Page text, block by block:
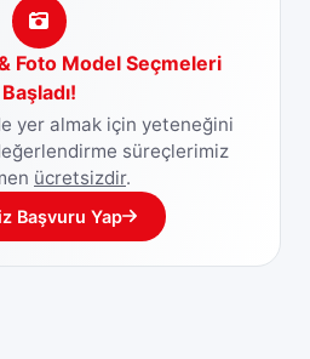
Foto Model Seçmeleri
Başladı!
yer almak için yeteneğini
süreçlerimiz
ücretsizdir.
Başvuru Yap